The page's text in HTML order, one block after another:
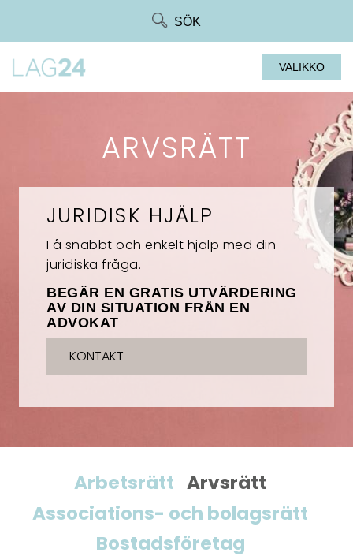
SÖK
VALIKKO
ARVSRÄTT
JURIDISK HJÄLP
Få snabbt och enkelt hjälp med din
juridiska fråga.
BEGÄR EN GRATIS UTVÄRDERING
AV DIN SITUATION FRÅN EN
ADVOKAT
KONTAKT
Arbetsrätt Arvsrätt
Associations- och bolagsrätt
Bostadsföretag